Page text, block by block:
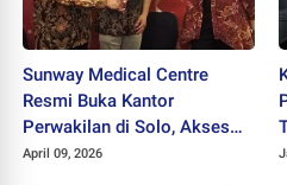
Sunway Medical Centre
Resmi Buka Kantor
Perwakilan di Solo, Akses
Layanan Kesehatan
April 09, 2026